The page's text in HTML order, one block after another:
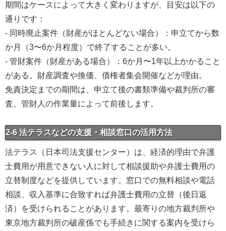
期間はケースによって大きく変わりますが、目安は以下の
通りです：
- 同時廃止案件（財産がほとんどない場合）：申立てから数
か月（3〜6か月程度）で終了することが多い。
- 管財案件（財産がある場合）：6か月〜1年以上かかること
がある。財産調査や換価、債権者集会開催などが理由。
免責決定までの期間は、申立て後の書類準備や裁判所の審
査、管財人の作業量によって前後します。
2-6 法テラスなどの支援・相談窓口の活用方法
法テラス（日本司法支援センター）は、経済的理由で弁護
士費用が用意できない人に対して相談援助や弁護士費用の
立替制度などを提供しています。窓口での無料相談や電話
相談、収入基準に合致すれば弁護士費用の立替（後日返
済）を受けられることがあります。最寄りの地方裁判所や
東京地方裁判所の破産係でも手続きに関する案内を受けら